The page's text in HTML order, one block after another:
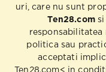
uri, care nu sunt
Ten28.comsi
responsabilitatea
politica sau
acceptati
Ten28.com< in